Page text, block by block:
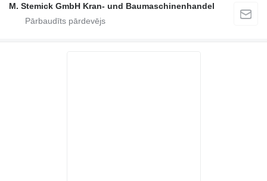
M. Stemick GmbH Kran- und Baumaschinenhandel